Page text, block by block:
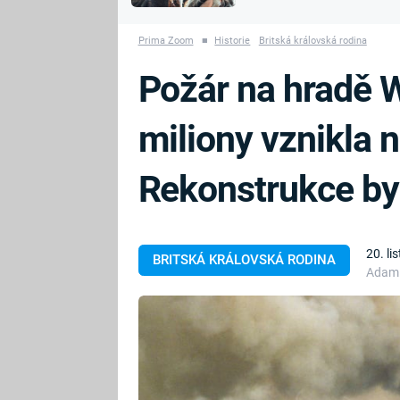
PRVNÍ SVĚTOVÁ
NAPOLEON
BRITSKÁ
RODINA
Prima Zoom ■ Historie Britská královská rodina
BRITSKÁ KRÁLOVSKÁ RODINA
20.
Požár na hradě
miliony vznikla
Rekonstrukce